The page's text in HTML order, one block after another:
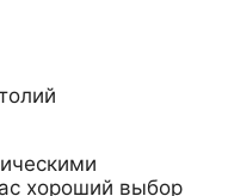
хороший выбор